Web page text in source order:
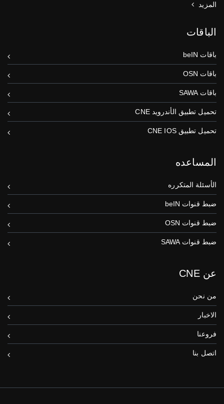
المزيد
الباقات
باقات beIN
باقات OSN
باقات SAWA
تحميل تطبيق الأندرويد CNE
تحميل تطبيق CNE IOS
المساعده
الأسئلة المتكرره
ضبط قنوات beIN
ضبط قنوات OSN
ضبط قنوات SAWA
عن CNE
من نحن
الاخبار
فروعنا
اتصل بنا